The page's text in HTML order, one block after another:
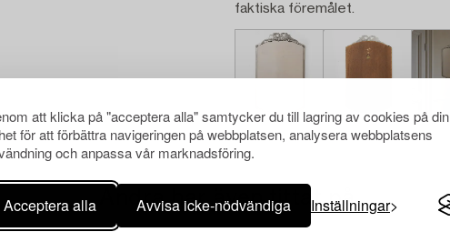
att klicka på "acceptera alla" samtycker du till lagring av cookies på din
för att förbättra navigeringen på webbplatsen, analysera webbplatsens
och anpassa vår marknadsföring.
Acceptera alla Avvisa icke-nödvändiga Inställningar
faktiska föremålet.
Andra har även tittat på